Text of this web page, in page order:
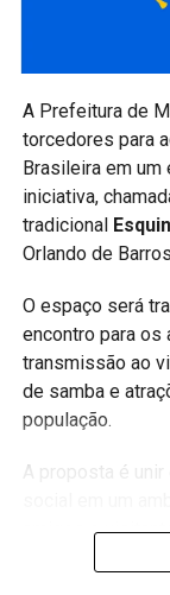
estabelecidos
buscam uma
acolhedor,
Acompanhe
Facebook e em
principais
#Maricá
#Esporte
A Prefeitura de
torcedores para
Brasileira em um
iniciativa,
tradicional
Orlando de
O espaço será
encontro para os
transmissão ao
de samba e
população.
A proposta é
amigos e